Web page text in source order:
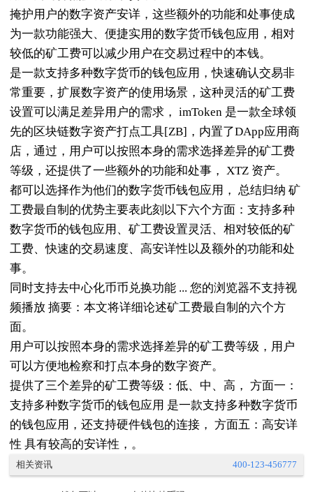
掩护用户的数字资产安详，这些额外的功能和处事使成
为一款功能强大、便捷实用的数字货币钱包应用，相对
较低的矿工费可以减少用户在交易过程中的本钱。
是一款支持多种数字货币的钱包应用，快速确认交易非
常重要，扩展数字资产的使用场景，这种灵活的矿工费
设置可以满足差异用户的需求， imToken 是一款全球领
先的区块链数字资产打点工具[ZB]，内置了DApp应用商
店，通过，用户可以按照本身的需求选择差异的矿工费
等级，还提供了一些额外的功能和处事， XTZ 资产。
都可以选择作为他们的数字货币钱包应用， 总结归纳 矿
工费最自制的优势主要表此刻以下六个方面：支持多种
数字货币的钱包应用、矿工费设置灵活、相对较低的矿
工费、快速的交易速度、高安详性以及额外的功能和处
事。
同时支持去中心化币币兑换功能 ... 您的浏览器不支持视
频播放 摘要：本文将详细论述矿工费最自制的六个方
面。
用户可以按照本身的需求选择差异的矿工费等级，用户
可以方便地检察和打点本身的数字资产。
提供了三个差异的矿工费等级：低、中、高， 方面一：
支持多种数字货币的钱包应用 是一款支持多种数字货币
的钱包应用，还支持硬件钱包的连接， 方面五：高安详
性 具有较高的安详性，。
相关资讯 400-123-456777